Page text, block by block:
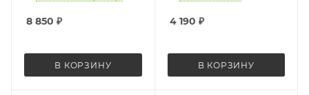
8 850 ₽
В КОРЗИНУ
4 190 ₽
В КОРЗИНУ